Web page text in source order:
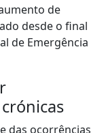
de
desde o final
de Emergência
das ocorrências